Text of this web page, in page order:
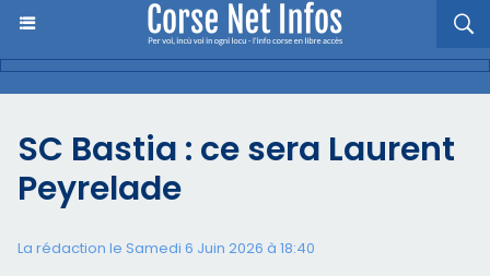
SC Bastia : ce sera Laurent
Peyrelade
La rédaction le Samedi 6 Juin 2026 à 18:40